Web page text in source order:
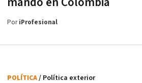
PoriProfesional
POLÍTICA/ Política exterior